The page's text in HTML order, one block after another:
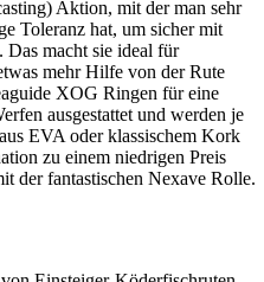
Aktion, mit der man sehr
Toleranz hat, um sicher mit
Das macht sie ideal für
mehr Hilfe von der Rute
XOG Ringen für eine
ausgestattet und werden je
EVA oder klassischem Kork
zu einem niedrigen Preis
der fantastischen Nexave Rolle.